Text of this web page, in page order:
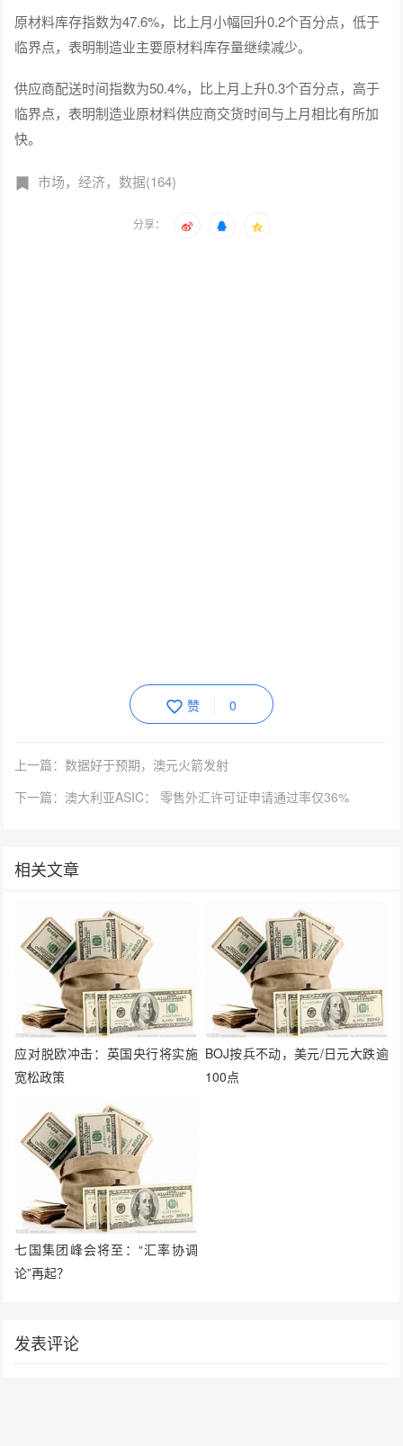
原材料库存指数为47.6%，比上月小幅回升0.2个百分点，低于
临界点，表明制造业主要原材料库存量继续减少。
供应商配送时间指数为50.4%，比上月上升0.3个百分点，高于
临界点，表明制造业原材料供应商交货时间与上月相比有所加
快。
市场，经济，数据(164)
分享：
赞 0
上一篇：数据好于预期，澳元火箭发射
下一篇：澳大利亚ASIC： 零售外汇许可证申请通过率仅36%
相关文章
应对脱欧冲击：英国央行将实施
宽松政策
BOJ按兵不动，美元/日元大跌逾
100点
七国集团峰会将至：“汇率协调
论”再起？
发表评论